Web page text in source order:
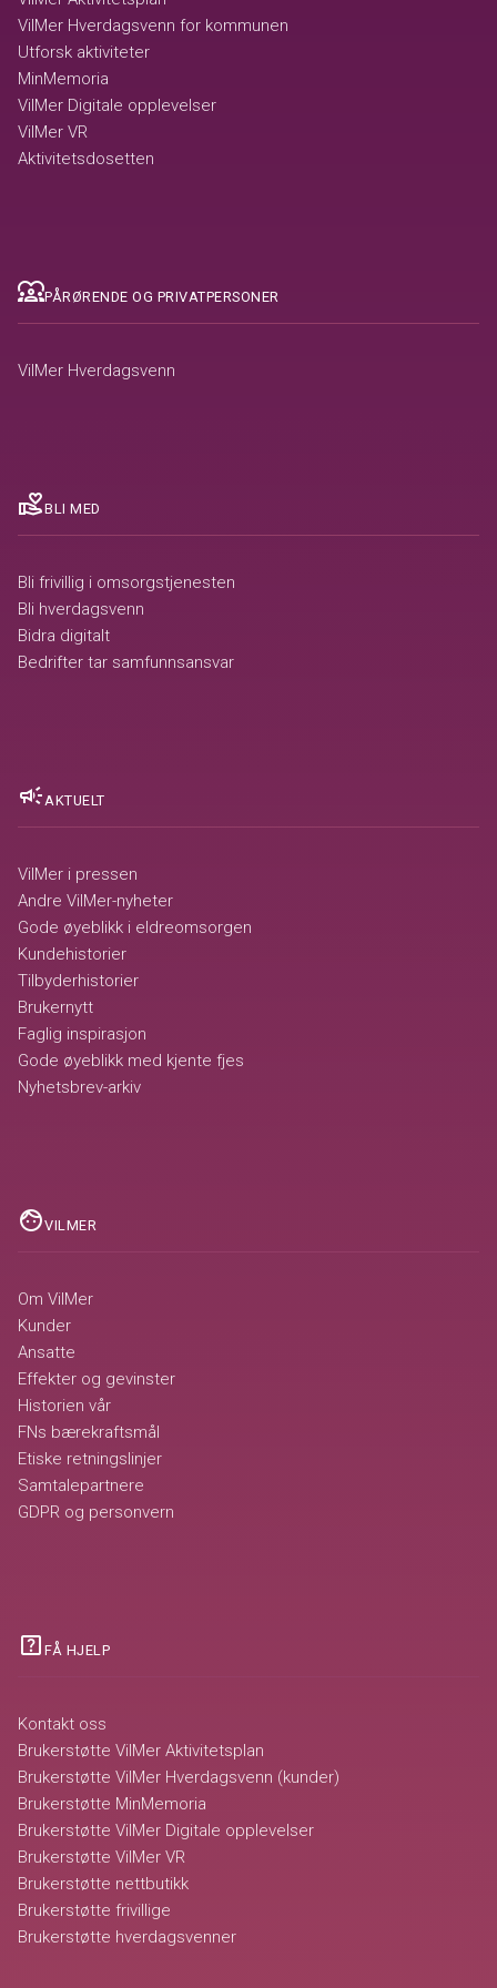
VilMer Hverdagsvenn for kommunen
Utforsk aktiviteter
MinMemoria
VilMer Digitale opplevelser
VilMer VR
Aktivitetsdosetten
diversity_1PÅRØRENDE OG PRIVATPERSONER
VilMer Hverdagsvenn
volunteer_activismBLI MED
Bli frivillig i omsorgstjenesten
Bli hverdagsvenn
Bidra digitalt
Bedrifter tar samfunnsansvar
campaignAKTUELT
VilMer i pressen
Andre VilMer-nyheter
Gode øyeblikk i eldreomsorgen
Kundehistorier
Tilbyderhistorier
Brukernytt
Faglig inspirasjon
Gode øyeblikk med kjente fjes
Nyhetsbrev-arkiv
faceVILMER
Om VilMer
Kunder
Ansatte
Effekter og gevinster
Historien vår
FNs bærekraftsmål
Etiske retningslinjer
Samtalepartnere
GDPR og personvern
help_center FÅ HJELP
Kontakt oss
Brukerstøtte VilMer Aktivitetsplan
Brukerstøtte VilMer Hverdagsvenn (kunder)
Brukerstøtte MinMemoria
Brukerstøtte VilMer Digitale opplevelser
Brukerstøtte VilMer VR
Brukerstøtte nettbutikk
Brukerstøtte frivillige
Brukerstøtte hverdagsvenner